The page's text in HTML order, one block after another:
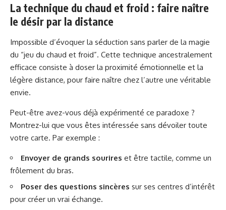
La technique du chaud et froid : faire naître
le désir par la distance
Impossible d’évoquer la séduction sans parler de la magie
du “jeu du chaud et froid”. Cette technique ancestralement
efficace consiste à doser la proximité émotionnelle et la
légère distance, pour faire naître chez l’autre une véritable
envie.
Peut-être avez-vous déjà expérimenté ce paradoxe ?
Montrez-lui que vous êtes intéressée sans dévoiler toute
votre carte. Par exemple :
Envoyer de grands sourires et être tactile, comme un
frôlement du bras.
Poser des questions sincères sur ses centres d’intérêt
pour créer un vrai échange.